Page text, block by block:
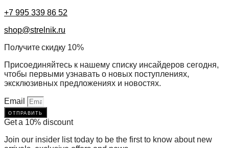
+7 995 339 86 52
shop@strelnik.ru
Получите скидку 10%
Присоединяйтесь к нашему списку инсайдеров сегодня,
чтобы первыми узнавать о новых поступлениях,
эксклюзивных предложениях и новостях.
Email
отправить
Get a 10% discount
Join our insider list today to be the first to know about new